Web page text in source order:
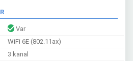
Var
WiFi 6E (802.11ax)
3 kanal